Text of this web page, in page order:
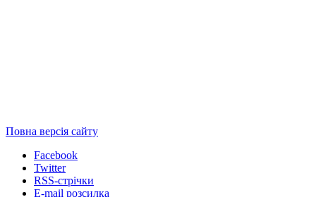
Повна версія сайту
Facebook
Twitter
RSS-стрічки
E-mail розсилка